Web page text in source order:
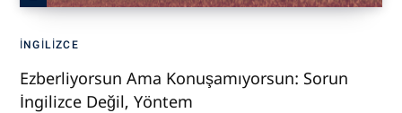
İNGILIZCE
Ezberliyorsun Ama Konuşamıyorsun: Sorun
İngilizce Değil, Yöntem